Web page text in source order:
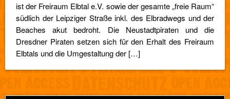
ist der Freiraum Elbtal e.V. sowie der gesamte „freie Raum“
südlich der Leipziger Straße inkl. des Elbradwegs und der
Beaches akut bedroht. Die Neustadtpiraten und die
Dresdner Piraten setzen sich für den Erhalt des Freiraum
Elbtals und die Umgestaltung der […]